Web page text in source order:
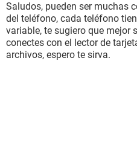
Saludos, pueden ser muchas
del teléfono, cada teléfono
variable, te sugiero que mejor
conectes con el lector de
archivos, espero te sirva.